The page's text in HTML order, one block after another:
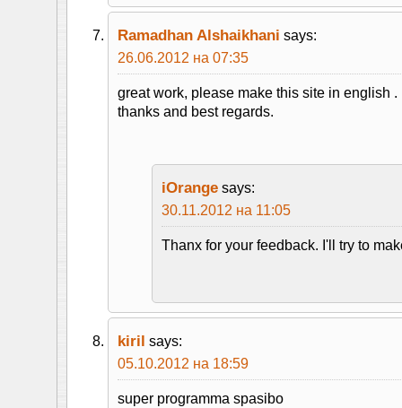
Ramadhan Alshaikhani says:
26.06.2012 на 07:35
great work, please make this site in english .
thanks and best regards.
iOrange says:
30.11.2012 на 11:05
Thanx for your feedback. I'll try to
kiril says:
05.10.2012 на 18:59
super programma spasibo